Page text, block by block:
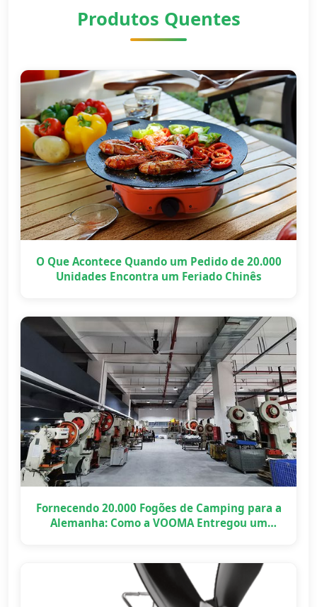
Produtos Quentes
O Que Acontece Quando um Pedido de 20.000
Unidades Encontra um Feriado Chinês
Fornecendo 20.000 Fogões de Camping para a
Alemanha: Como a VOOMA Entregou um